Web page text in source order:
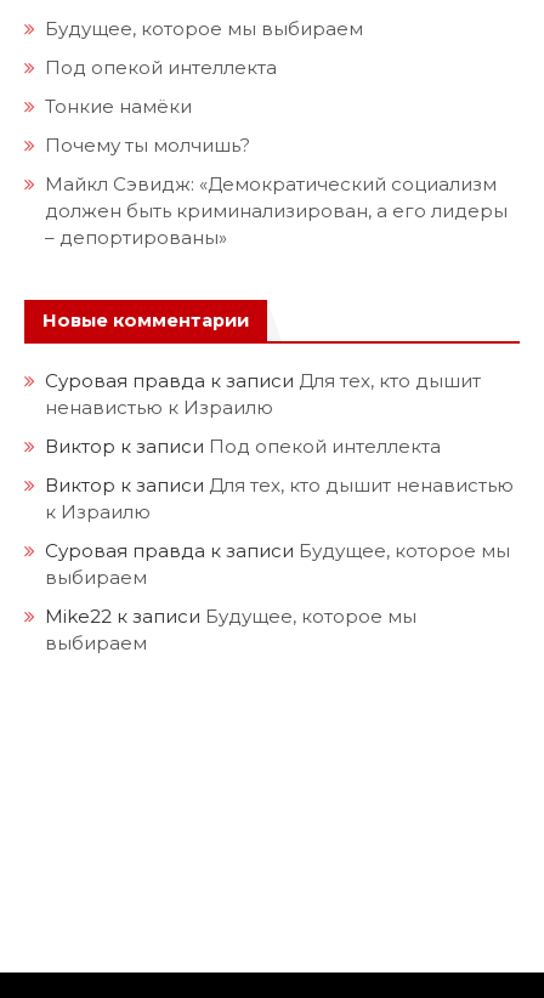
Будущее, которое мы выбираем
Под опекой интеллекта
Тонкие намёки
Почему ты молчишь?
Майкл Сэвидж: «Демократический социализм
должен быть криминализирован, а его лидеры
– депортированы»
Новые комментарии
Суровая правда к записи Для тех, кто дышит
ненавистью к Израилю
Виктор к записи Под опекой интеллекта
Виктор к записи Для тех, кто дышит ненавистью
к Израилю
Суровая правда к записи Будущее, которое мы
выбираем
Mike22 к записи Будущее, которое мы
выбираем